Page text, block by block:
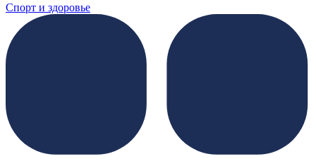
Спорт и здоровье